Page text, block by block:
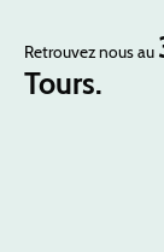
Retrouvez nous au
Tours.